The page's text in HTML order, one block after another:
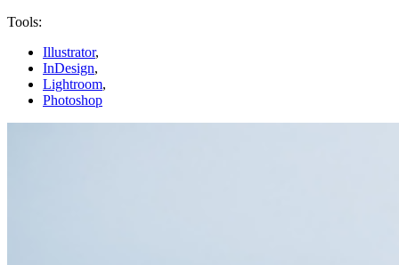
Tools:
Illustrator,
InDesign,
Lightroom,
Photoshop